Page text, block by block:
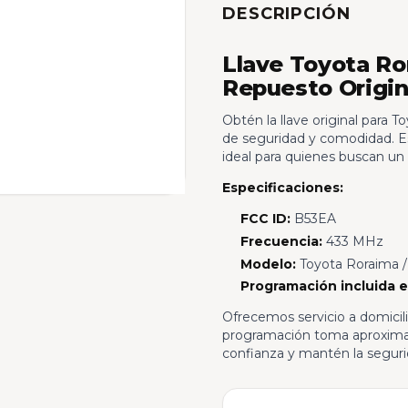
DESCRIPCIÓN
Llave Toyota
Repuesto
Obtén la llave original para
de seguridad y comodidad.
ideal para quienes buscan
Especificaciones:
FCC ID:B53EA
Frecuencia:433 MHz
Modelo:Toyota Roraima
Programación incluida
Ofrecemos servicio a
programación toma
confianza y mantén la